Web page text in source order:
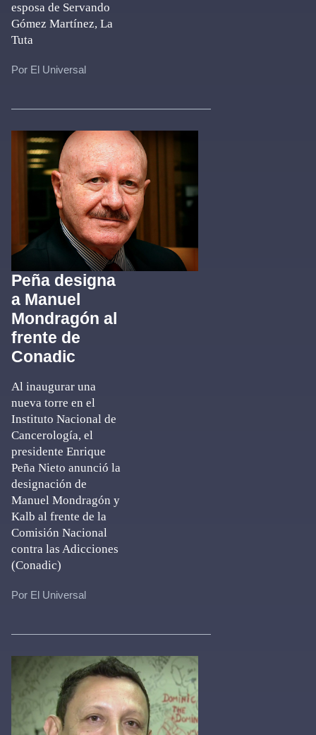
esposa de Servando
Gómez Martínez, La
Tuta
Por El Universal
Peña designa
a Manuel
Mondragón al
frente de
Conadic
Al inaugurar una
nueva torre en el
Instituto Nacional de
Cancerología, el
presidente Enrique
Peña Nieto anunció la
designación de
Manuel Mondragón y
Kalb al frente de la
Comisión Nacional
contra las Adicciones
(Conadic)
Por El Universal